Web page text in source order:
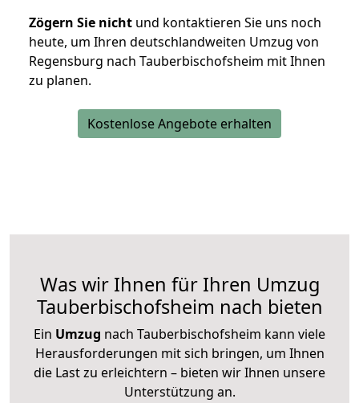
Zögern Sie nicht und kontaktieren Sie uns noch
heute, um Ihren deutschlandweiten Umzug von
Regensburg nach Tauberbischofsheim mit Ihnen
zu planen.
Kostenlose Angebote erhalten
Was wir Ihnen für Ihren Umzug
Tauberbischofsheim nach bieten
Ein Umzug nach Tauberbischofsheim kann viele
Herausforderungen mit sich bringen, um Ihnen
die Last zu erleichtern – bieten wir Ihnen unsere
Unterstützung an.